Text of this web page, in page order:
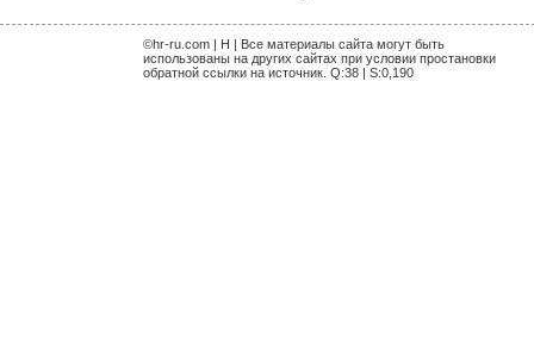
©hr-ru.com | H | Все материалы сайта могут быть
использованы на других сайтах при условии простановки
обратной ссылки на источник. Q:38 | S:0,190